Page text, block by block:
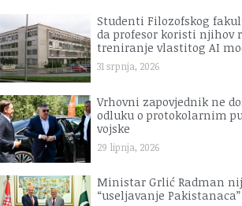
Studenti Filozofskog
da profesor koristi njihov
treniranje vlastitog AI
31 srpnja, 2026
Vrhovni zapovjednik ne
odluku o protokolarnim
vojske
29 lipnja, 2026
Ministar Grlić Radman
“useljavanje Pakistanaca”